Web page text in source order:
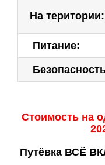
На територии:
Питание:
Стоимость на
Путёвка ВСЁ